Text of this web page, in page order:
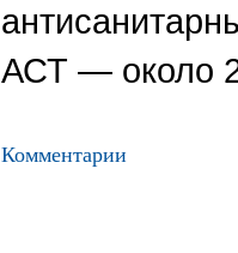
АСТ — около
Комментарии